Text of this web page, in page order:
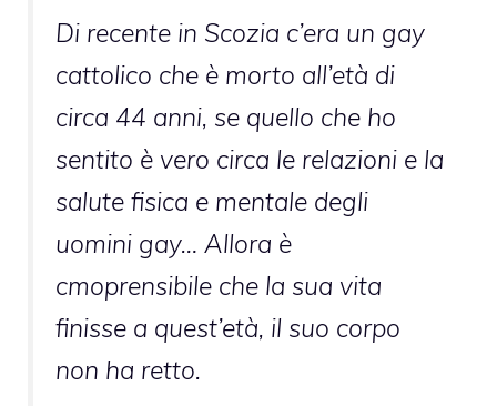
Di recente in Scozia c’era un gay
cattolico che è morto all’età di
circa 44 anni, se quello che ho
sentito è vero circa le relazioni e la
salute fisica e mentale degli
uomini gay… Allora è
cmoprensibile che la sua vita
finisse a quest’età, il suo corpo
non ha retto.